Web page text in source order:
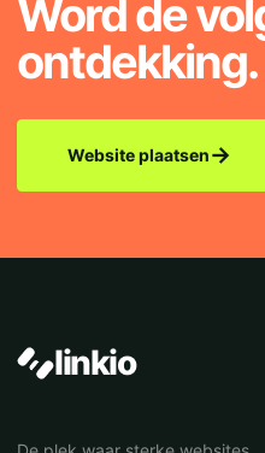
Word de
ontdekking.
Website plaatsen→
linkio